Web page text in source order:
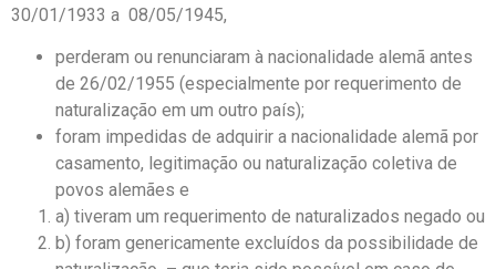
30/01/1933 a 08/05/1945,
perderam ou renunciaram à nacionalidade alemã antes
de 26/02/1955 (especialmente por requerimento de
naturalização em um outro país);
foram impedidas de adquirir a nacionalidade alemã por
casamento, legitimação ou naturalização coletiva de
povos alemães e
a) tiveram um requerimento de naturalizados negado ou
b) foram genericamente excluídos da possibilidade de